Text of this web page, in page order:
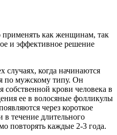
как женщинам, так
и эффективное решение
случаях, когда начинаются
по мужскому типу. Он
собственной крови человека в
ее в волосяные фолликулы
через короткое
течение длительного
повторять каждые 2-3 года.